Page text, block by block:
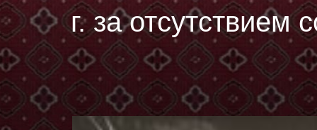
г. за отсутствием